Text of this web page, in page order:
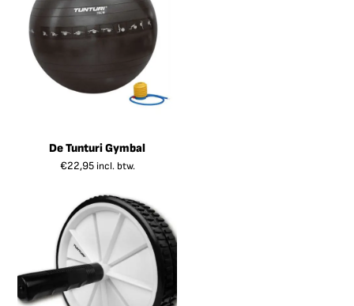
De Tunturi Gymbal
€22,95 incl. btw.